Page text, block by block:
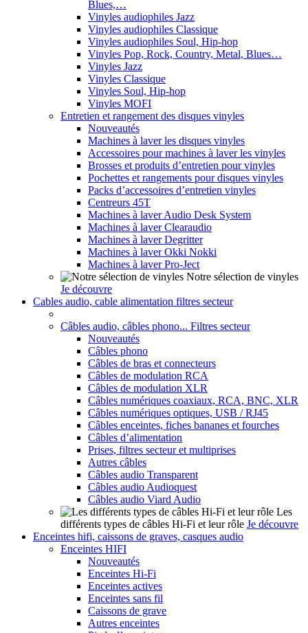
Blues,…
Vinyles audiophiles Jazz
Vinyles audiophiles Classique
Vinyles audiophiles Soul, Hip-hop
Vinyles Pop, Rock, Country, Metal, Blues…
Vinyles Jazz
Vinyles Classique
Vinyles Soul, Hip-hop
Vinyles MOFI
Entretien et rangement des disques vinyles
Nouveautés
Machines à laver les disques vinyles
Accessoires pour machines à laver les vinyles
Brosses et produits d’entretien pour vinyles
Pochettes et rangements pour disques vinyles
Packs d’accessoires d’entretien vinyles
Centreurs 45T
Machines à laver Audio Desk System
Machines à laver Clearaudio
Machines à laver Degritter
Machines à laver Okki Nokki
Machines à laver Pro-Ject
Notre sélection de vinyles
Je découvre
Cables audio, cable alimentation filtres secteur
Câbles audio, câbles phono... Filtres secteur
Nouveautés
Câbles phono
Câbles de bras et connecteurs
Câbles de modulation RCA
Câbles de modulation XLR
Câbles numériques coaxiaux, RCA, BNC, XLR
Câbles numériques optiques, USB / RJ45
Câbles enceintes, fiches bananes et fourches
Câbles d’alimentation
Prises, filtres secteur et multiprises
Autres câbles
Câbles audio Transparent
Câbles audio Audioquest
Câbles audio Viard Audio
Les
différents types de câbles Hi-Fi et leur rôle Je découvre
Enceintes hifi, caissons de graves, casques audio
Enceintes HIFI
Nouveautés
Enceintes Hi-Fi
Enceintes actives
Enceintes sans fil
Caissons de grave
Autres enceintes